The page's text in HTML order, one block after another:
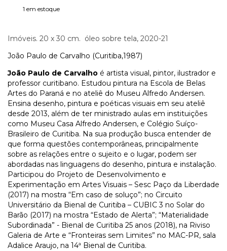
1 em estoque
Imóveis. 20 x 30 cm. óleo sobre tela, 2020-21
João Paulo de Carvalho (Curitiba,1987)
João Paulo de Carvalho é artista visual, pintor, ilustrador e
professor curitibano. Estudou pintura na Escola de Belas
Artes do Paraná e no ateliê do Museu Alfredo Andersen.
Ensina desenho, pintura e poéticas visuais em seu ateliê
desde 2013, além de ter ministrado aulas em instituições
como Museu Casa Alfredo Andersen, e Colégio Suíço-
Brasileiro de Curitiba. Na sua produção busca entender de
que forma questões contemporâneas, principalmente
sobre as relações entre o sujeito e o lugar, podem ser
abordadas nas linguagens do desenho, pintura e instalação.
Participou do Projeto de Desenvolvimento e
Experimentação em Artes Visuais – Sesc Paço da Liberdade
(2017) na mostra “Em caso de soluço”; no Circuito
Universitário da Bienal de Curitiba – CUBIC 3 no Solar do
Barão (2017) na mostra “Estado de Alerta”; “Materialidade
Subordinada” - Bienal de Curitiba 25 anos (2018), na Riviso
Galeria de Arte e “Fronteiras sem Limites” no MAC-PR, sala
Adalice Araujo, na 14ª Bienal de Curitiba.